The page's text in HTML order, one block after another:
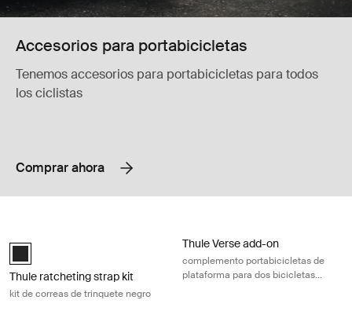
Accesorios para portabicicletas
Tenemos accesorios para portabicicletas para todos
los ciclistas
Comprar ahora
Thule ratcheting strap kit Negro (selected)
Thule ratcheting strap kit
kit de correas de trinquete negro
Thule Verse add-on
complemento portabicicletas de
plataforma para dos bicicletas